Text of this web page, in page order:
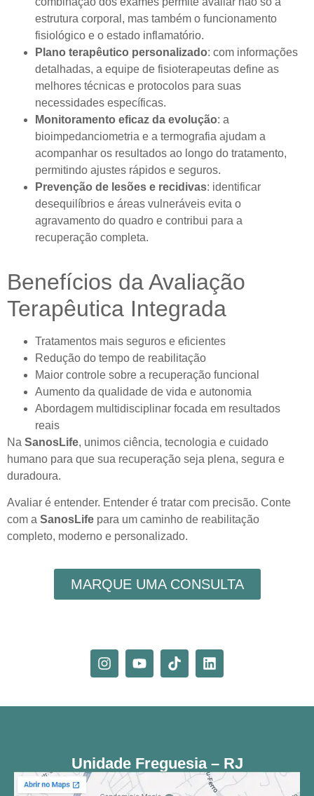
estrutura corporal, mas também o funcionamento
fisiológico e o estado inflamatório.
Plano terapêutico personalizado: com informações
detalhadas, a equipe de fisioterapeutas define as
melhores técnicas e protocolos para suas
necessidades específicas.
Monitoramento eficaz da evolução: a
bioimpedanciometria e a termografia ajudam a
acompanhar os resultados ao longo do tratamento,
permitindo ajustes rápidos e seguros.
Prevenção de lesões e recidivas: identificar
desequilíbrios e áreas vulneráveis evita o
agravamento do quadro e contribui para a
recuperação completa.
Benefícios da Avaliação
Terapêutica Integrada
Tratamentos mais seguros e eficientes
Redução do tempo de reabilitação
Maior controle sobre a recuperação funcional
Aumento da qualidade de vida e autonomia
Abordagem multidisciplinar focada em resultados
reais
Na SanosLife, unimos ciência, tecnologia e cuidado
humano para que sua recuperação seja plena, segura e
duradoura.
Avaliar é entender. Entender é tratar com precisão. Conte
com a SanosLife para um caminho de reabilitação
completo, moderno e personalizado.
MARQUE UMA CONSULTA
Unidade Freguesia – RJ